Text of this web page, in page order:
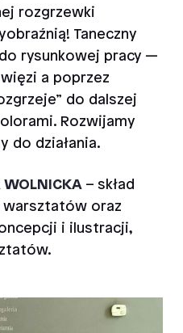
rozgrzewki
Taneczny
rysunkowej pracy —
a poprzez
do dalszej
Rozwijamy
do działania.
WOLNICKA – skład
warsztatów oraz
i ilustracji,